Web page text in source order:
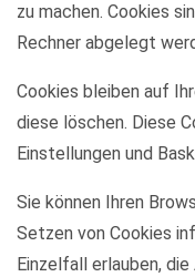
zu machen. Cookies
Rechner abgelegt
Cookies bleiben auf
diese löschen. Diese
Einstellungen und
Sie können Ihren
Setzen von Cookies
Einzelfall erlauben,